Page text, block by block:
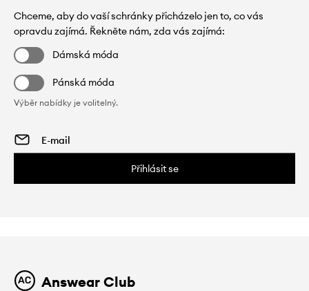
Chceme, aby do vaší schránky přicházelo jen to, co vás
opravdu zajímá. Řekněte nám, zda vás zajímá:
Dámská móda
Pánská móda
Výběr nabídky je volitelný.
Přihlásit se
Answear Club